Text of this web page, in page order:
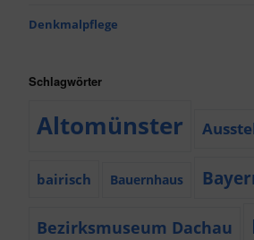
Denkmalpflege
Schlagwörter
Altomünster
bairisch Bauernhaus
Bezirksmuseum Dachau